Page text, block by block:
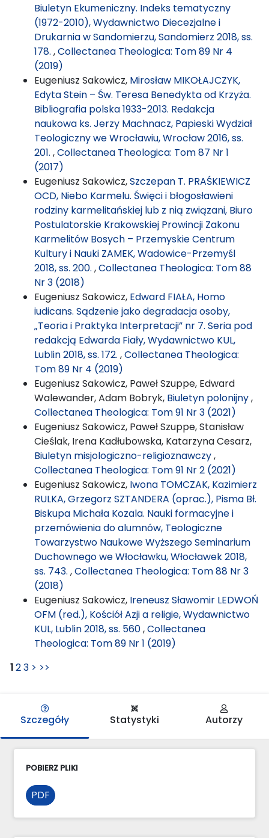
Biuletyn Ekumeniczny. Indeks tematyczny
(1972-2010), Wydawnictwo Diecezjalne i
Drukarnia w Sandomierzu, Sandomierz 2018, ss.
178. ,Collectanea Theologica: Tom 89 Nr 4
(2019)
Eugeniusz Sakowicz, Mirosław MIKOŁAJCZYK,
Edyta Stein – Św. Teresa Benedykta od Krzyża.
Bibliografia polska 1933-2013. Redakcja
naukowa ks. Jerzy Machnacz, Papieski Wydział
Teologiczny we Wrocławiu, Wrocław 2016, ss.
201. ,Collectanea Theologica: Tom 87 Nr 1
(2017)
Eugeniusz Sakowicz,Szczepan T. PRAŚKIEWICZ
OCD, Niebo Karmelu. Święci i błogosławieni
rodziny karmelitańskiej lub z nią związani, Biuro
Postulatorskie Krakowskiej Prowincji Zakonu
Karmelitów Bosych – Przemyskie Centrum
Kultury i Nauki ZAMEK, Wadowice-Przemyśl
2018, ss. 200. ,Collectanea Theologica: Tom 88
Nr 3 (2018)
Eugeniusz Sakowicz, Edward FIAŁA, Homo
iudicans. Sądzenie jako degradacja osoby,
„Teoria i Praktyka Interpretacji” nr 7. Seria pod
redakcją Edwarda Fiały, Wydawnictwo KUL,
Lublin 2018, ss. 172. ,Collectanea Theologica:
Tom 89 Nr 4 (2019)
Eugeniusz Sakowicz, Paweł Szuppe, Edward
Walewander, Adam Bobryk, Biuletyn polonijny,
Collectanea Theologica: Tom 91 Nr 3 (2021)
Eugeniusz Sakowicz, Paweł Szuppe, Stanisław
Cieślak, Irena Kadłubowska, Katarzyna Cesarz,
Biuletyn misjologiczno-religioznawczy,
Collectanea Theologica: Tom 91 Nr 2 (2021)
Eugeniusz Sakowicz, Iwona TOMCZAK, Kazimierz
RULKA, Grzegorz SZTANDERA (oprac.), Pisma Bł.
Biskupa Michała Kozala. Nauki formacyjne i
przemówienia do alumnów, Teologiczne
Towarzystwo Naukowe Wyższego Seminarium
Duchownego we Włocławku, Włocławek 2018,
ss. 743. ,Collectanea Theologica: Tom 88 Nr 3
(2018)
Eugeniusz Sakowicz, Ireneusz Sławomir LEDWOŃ
OFM (red.), Kościół Azji a religie, Wydawnictwo
KUL, Lublin 2018, ss. 560,Collectanea
Theologica: Tom 89 Nr 1 (2019)
123 > >>
Szczegóły Statystyki Autorzy
POBIERZ PLIKI
PDF